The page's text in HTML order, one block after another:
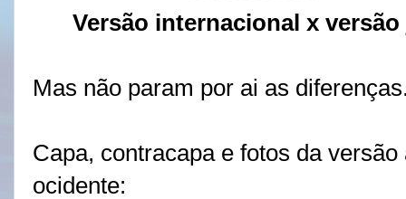
Versão internacional x
Mas não param por ai as
Capa, contracapa e fotos da
ocidente: